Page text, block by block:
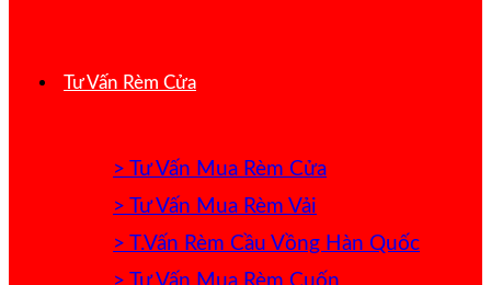
Tư Vấn Rèm Cửa
> Tư Vấn Mua Rèm Cửa
> Tư Vấn Mua Rèm Vải
> T.Vấn Rèm Cầu Vồng Hàn Quốc